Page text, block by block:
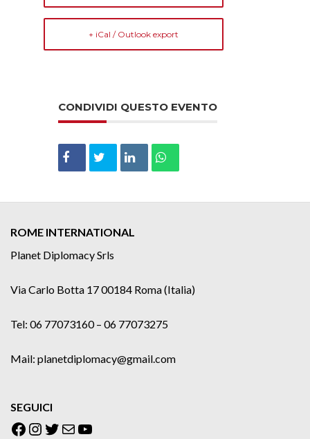
+ iCal / Outlook export
CONDIVIDI QUESTO EVENTO
ROME INTERNATIONAL
Planet Diplomacy Srls
Via Carlo Botta 17 00184 Roma (Italia)
Tel: 06 77073160 – 06 77073275
Mail: planetdiplomacy@gmail.com
SEGUICI
Facebook
Instagram
Twitter
EmailYouTube